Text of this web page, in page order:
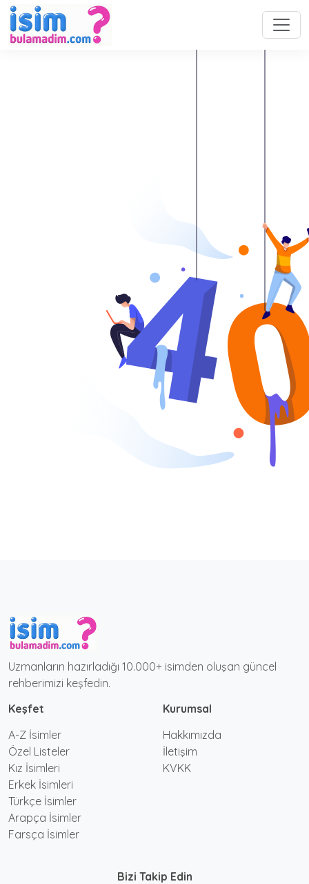
Uzmanların hazırladığı 10.000+ isimden oluşan güncel
rehberimizi keşfedin.
Keşfet
A-Z İsimler
Özel Listeler
Kız İsimleri
Erkek İsimleri
Türkçe İsimler
Arapça İsimler
Farsça İsimler
Kurumsal
Hakkımızda
İletişim
KVKK
Bizi Takip Edin